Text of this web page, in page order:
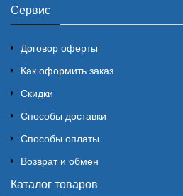
Сервис
Договор оферты
Как оформить заказ
Скидки
Способы доставки
Способы оплаты
Возврат и обмен
Каталог товаров